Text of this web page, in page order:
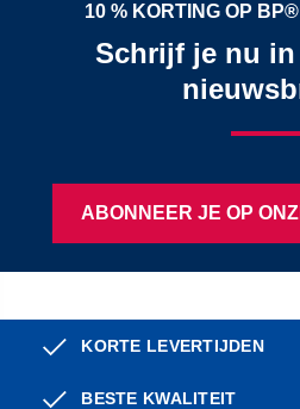
10 % KORTING OP
Schrijf je nu
ABONNEER JE OP
KORTE LEVERTIJDEN
BESTE KWALITEIT